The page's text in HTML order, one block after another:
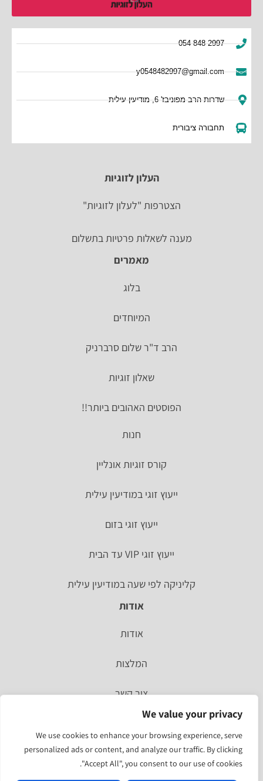
We value your privacy
We use cookies to enhance your browsing experience, serve
personalized ads or content, and analyze our traffic. By clicking
"Accept All", you consent to our use of cookies.
054-848-2997
y0548482997@gmail.com
שדרות הרב מפוניבז' 6, מודיעין עילית
תחבורה ציבורית
העלון לזוגיות
הצטרפות "לעלון לזוגיות"
מענה לשאלות פרטיות בתשלום
מאמרים
בלוג
המיוחדים
הרב ד"ר שלום סרברניק
שאלון זוגיות
הפוסטים האהובים ביותר!!
חנות
קורס זוגיות אונליין
ייעוץ זוגי במודיעין עילית
ייעוץ זוגי בזום
ייעוץ זוגי VIP עד הבית
קליניקה לפי שעה במודיעין עילית
אודות
אודות
המלצות
צור קשר
מהעיתונות